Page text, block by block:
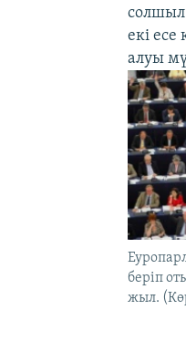
солшыл
екі
алуы
беріп
жыл.